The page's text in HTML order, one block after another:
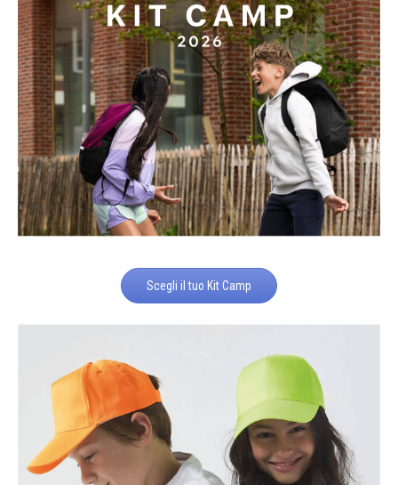
Scegli il tuo Kit Camp